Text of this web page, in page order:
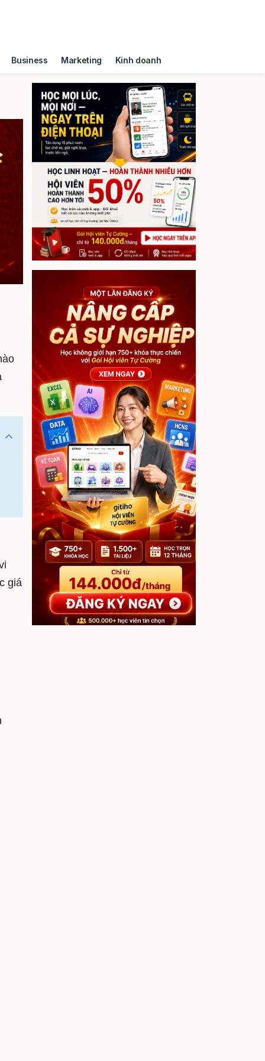
Business Marketing Kinh doanh
giá